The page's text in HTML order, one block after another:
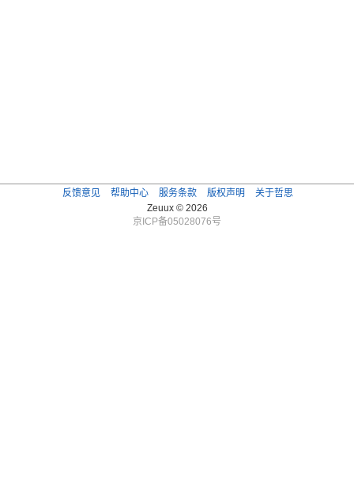
反馈意见 帮助中心 服务条款 版权声明
关于哲思
Zeuux © 2026
京ICP备05028076号